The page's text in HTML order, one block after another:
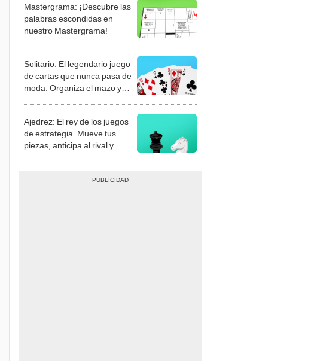
Mastergrama: ¡Descubre las
palabras escondidas en
nuestro Mastergrama!
Solitario: El legendario juego
de cartas que nunca pasa de
moda. Organiza el mazo y
Ajedrez: El rey de los juegos
de estrategia. Mueve tus
piezas, anticipa al rival y